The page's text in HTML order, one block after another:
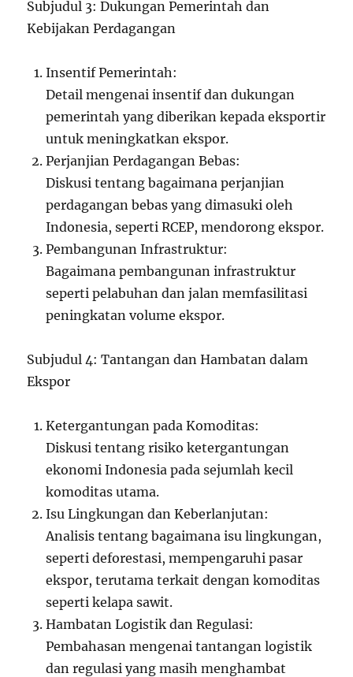
Subjudul 3: Dukungan Pemerintah dan
Kebijakan Perdagangan
Insentif Pemerintah:
Detail mengenai insentif dan dukungan
pemerintah yang diberikan kepada eksportir
untuk meningkatkan ekspor.
Perjanjian Perdagangan Bebas:
Diskusi tentang bagaimana perjanjian
perdagangan bebas yang dimasuki oleh
Indonesia, seperti RCEP, mendorong ekspor.
Pembangunan Infrastruktur:
Bagaimana pembangunan infrastruktur
seperti pelabuhan dan jalan memfasilitasi
peningkatan volume ekspor.
Subjudul 4: Tantangan dan Hambatan dalam
Ekspor
Ketergantungan pada Komoditas:
Diskusi tentang risiko ketergantungan
ekonomi Indonesia pada sejumlah kecil
komoditas utama.
Isu Lingkungan dan Keberlanjutan:
Analisis tentang bagaimana isu lingkungan,
seperti deforestasi, mempengaruhi pasar
ekspor, terutama terkait dengan komoditas
seperti kelapa sawit.
Hambatan Logistik dan Regulasi:
Pembahasan mengenai tantangan logistik
dan regulasi yang masih menghambat